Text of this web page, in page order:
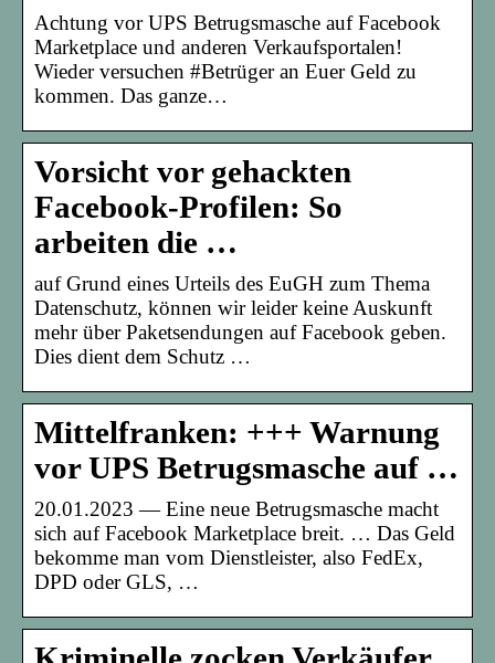
Achtung vor UPS Betrugsmasche auf Facebook
Marketplace und anderen Verkaufsportalen!
Wieder versuchen #Betrüger an Euer Geld zu
kommen. Das ganze…
Vorsicht vor gehackten
Facebook-Profilen: So
arbeiten die …
auf Grund eines Urteils des EuGH zum Thema
Datenschutz, können wir leider keine Auskunft
mehr über Paketsendungen auf Facebook geben.
Dies dient dem Schutz …
Mittelfranken: +++ Warnung
vor UPS Betrugsmasche auf …
20.01.2023 — Eine neue Betrugsmasche macht
sich auf Facebook Marketplace breit. … Das Geld
bekomme man vom Dienstleister, also FedEx,
DPD oder GLS, …